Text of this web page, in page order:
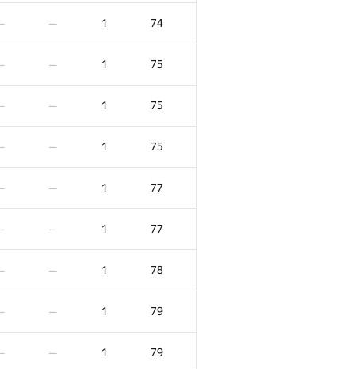
— 1 74
— 1 75
— 1 75
— 1 75
— 1 77
— 1 77
— 1 78
— 1 79
— 1 79
1 43
1 43
1 45
1 45
1 46
1 46
1 46
1 46
1 47